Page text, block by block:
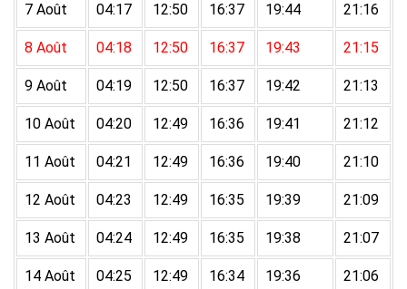
7 Août 04:17 12:50 16:37 19:44 21:16
8 Août 04:18 12:50 16:37 19:43 21:15
9 Août 04:19 12:50 16:37 19:42 21:13
10 Août 04:20 12:49 16:36 19:41 21:12
11 Août 04:21 12:49 16:36 19:40 21:10
12 Août 04:23 12:49 16:35 19:39 21:09
13 Août 04:24 12:49 16:35 19:38 21:07
14 Août 04:25 12:49 16:34 19:36 21:06